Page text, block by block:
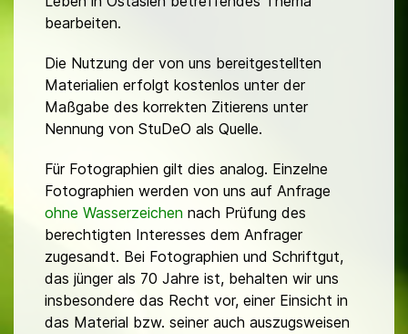
bearbeiten.
Die Nutzung der von uns bereitgestellten
Materialien erfolgt kostenlos unter der
Maßgabe des korrekten Zitierens unter
Nennung von StuDeO als Quelle.
Für Fotographien gilt dies analog. Einzelne
Fotographien werden von uns auf Anfrage
ohne Wasserzeichen nach Prüfung des
berechtigten Interesses dem Anfrager
zugesandt. Bei Fotographien und Schriftgut,
das jünger als 70 Jahre ist, behalten wir uns
insbesondere das Recht vor, einer Einsicht in
das Material bzw. seiner auch auszugsweisen